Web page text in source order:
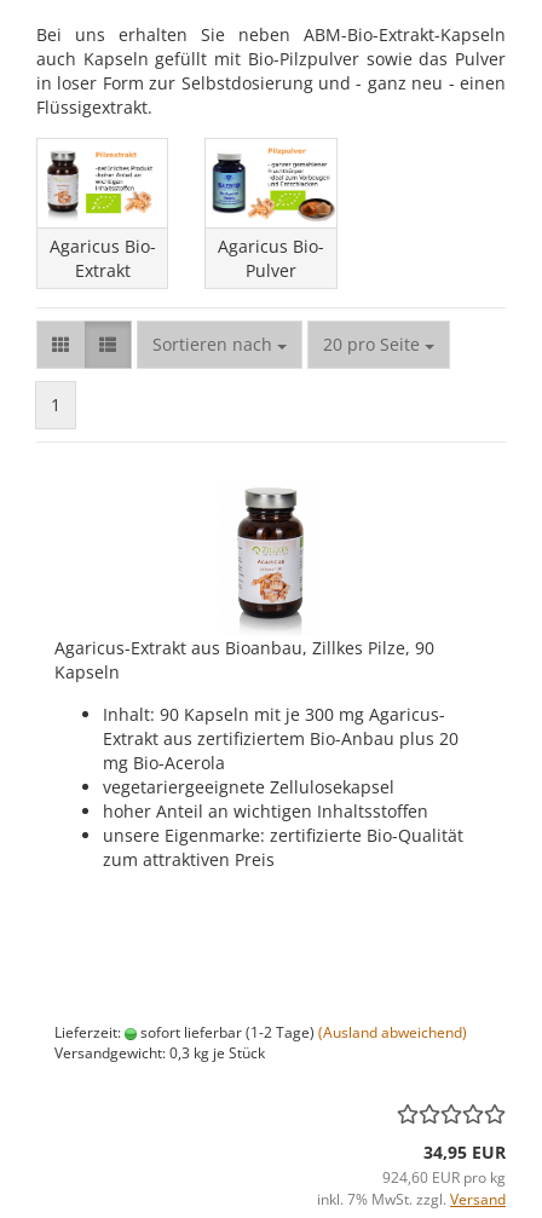
Bei uns erhalten Sie neben ABM-Bio-Extrakt-Kapseln
auch Kapseln gefüllt mit Bio-Pilzpulver sowie das Pulver
in loser Form zur Selbstdosierung und - ganz neu - einen
Flüssigextrakt.
Agaricus Bio-
Extrakt
Agaricus Bio-
Pulver
Sortieren nach
Sortieren nach 20 pro Seite
pro Seite
1
Agaricus-Extrakt aus Bioanbau, Zillkes Pilze, 90
Kapseln
Inhalt: 90 Kapseln mit je 300 mg Agaricus-
Extrakt aus zertifiziertem Bio-Anbau plus 20
mg Bio-Acerola
vegetariergeeignete Zellulosekapsel
hoher Anteil an wichtigen Inhaltsstoffen
unsere Eigenmarke: zertifizierte Bio-Qualität
zum attraktiven Preis
Lieferzeit: sofort lieferbar (1-2 Tage) (Ausland abweichend)
Versandgewicht:0,3 kg je Stück
34,95 EUR
924,60 EUR pro kg
inkl. 7% MwSt. zzgl. Versand